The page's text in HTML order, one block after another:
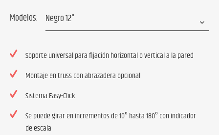
Modelos:
Soporte universal para fijación horizontal o vertical a la pared
Montaje en truss con abrazadera opcional
Sistema Easy-Click
Se puede girar en incrementos de 10° hasta 180° con indicador
de escala